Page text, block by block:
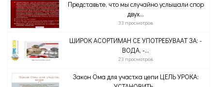
Представьте, что мы случайно услышали спор
двух...
33 просмотров
ШИРОК АСОРТИМАН СЕ УПОТРЕБУВААТ ЗА: -
ВОДА, -...
23 просмотров
Закон Ома для участка цепи ЦЕЛЬ УРОКА: